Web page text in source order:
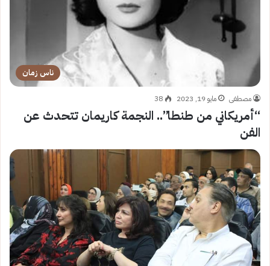
ناس زمان
مصطفى مايو 19, 2023 38
“أمريكاني من طنطا”.. النجمة كاريمان تتحدث عن
الفن